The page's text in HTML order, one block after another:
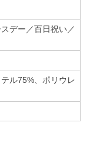
デー／百日祝い／
ル75%、ポリウレ